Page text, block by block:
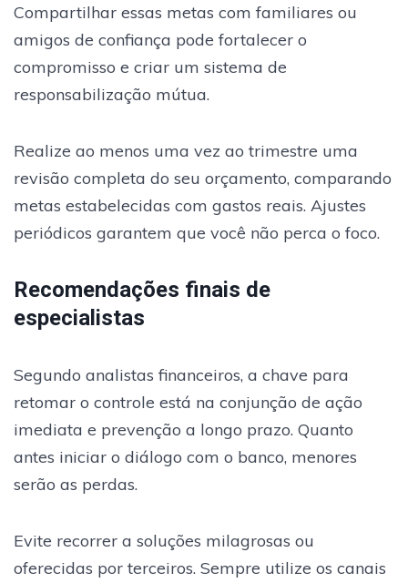
Compartilhar essas metas com familiares ou
amigos de confiança pode fortalecer o
compromisso e criar um sistema de
responsabilização mútua.
Realize ao menos uma vez ao trimestre uma
revisão completa do seu orçamento, comparando
metas estabelecidas com gastos reais. Ajustes
periódicos garantem que você não perca o foco.
Recomendações finais de
especialistas
Segundo analistas financeiros, a chave para
retomar o controle está na conjunção de ação
imediata e prevenção a longo prazo. Quanto
antes iniciar o diálogo com o banco, menores
serão as perdas.
Evite recorrer a soluções milagrosas ou
oferecidas por terceiros. Sempre utilize os canais